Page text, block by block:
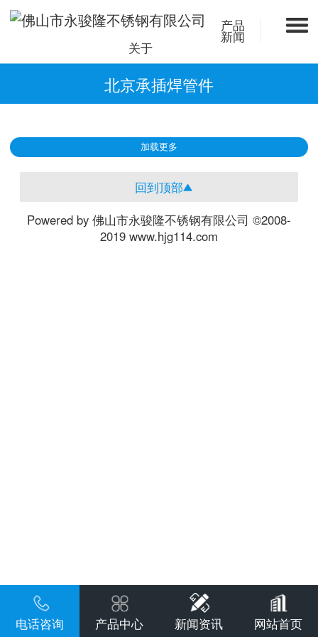
产品
新闻
关于
北京承插焊管件
加载更多
回到顶部
Powered by 佛山市永骏隆不锈钢有限公司 ©2008-
2019 www.hjg114.com
电话咨询 产品中心 新闻资讯 网站首页